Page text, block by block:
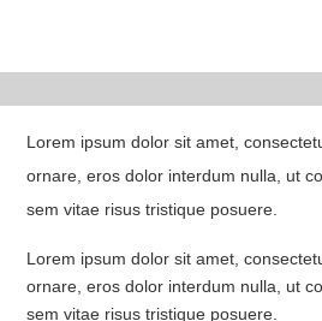
Lorem ipsum dolor sit amet,
ornare, eros dolor interdum nulla, ut
sem vitae risus tristique posuere.
Lorem ipsum dolor sit amet,
ornare, eros dolor interdum nulla, ut
sem vitae risus tristique posuere.